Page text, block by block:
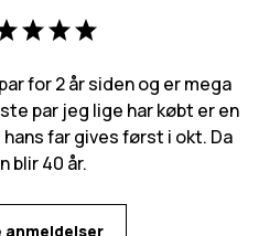
for 2 år siden og er mega
par jeg lige har købt er en
far gives først i okt. Da
blir 40 år.
anmeldelser